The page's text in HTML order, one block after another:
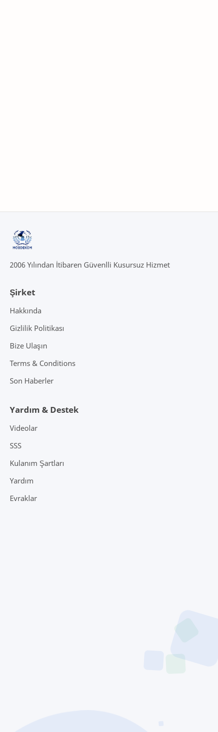
2006 Yılından İtibaren Güvenlli Kusursuz Hizmet
Şirket
Hakkında
Gizlilik Politikası
Bize Ulaşın
Terms & Conditions
Son Haberler
Yardım & Destek
Videolar
SSS
Kulanım Şartları
Yardım
Evraklar